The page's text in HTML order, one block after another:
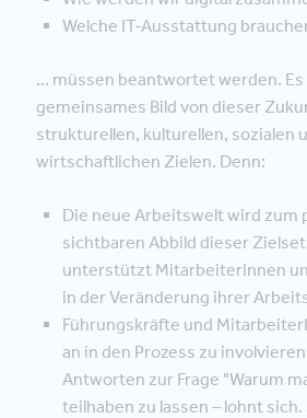
Welche IT-Ausstattung
... müssen beantwortet werden.
gemeinsames Bild von dieser
strukturellen, kulturellen, sozialen
wirtschaftlichen Zielen. Denn:
Die neue Arbeitswelt wird zum
sichtbaren Abbild dieser
unterstützt MitarbeiterInnen
in der Veränderung ihrer
Führungskräfte und
an in den Prozess zu
Antworten zur Frage "Warum
teilhaben zu lassen – lohnt sich.